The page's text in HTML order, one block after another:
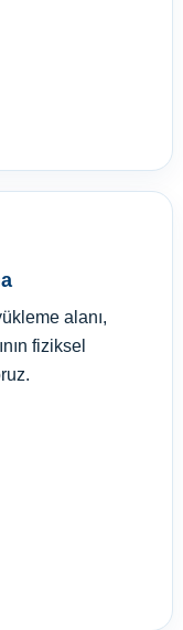
alanı,
fiziksel